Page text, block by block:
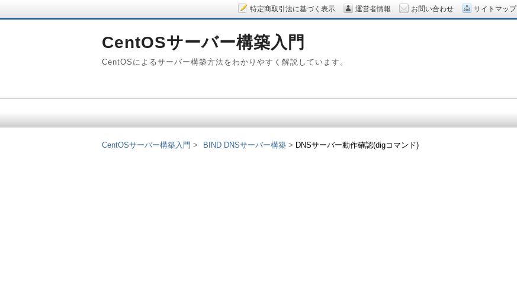
CentOSサーバー構築入門 BIND DNSサーバー構築 DNSサーバー動作確認(digコマンド)
CentOSサーバー構築入門
CentOSによるサーバー構築方法をわかりやすく解説しています。
特定商取引法に基づく表示 運営者情報 お問い合わせ サイトマップ